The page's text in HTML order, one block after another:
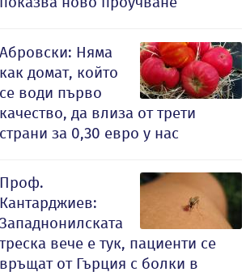
Абровски: Няма
как домат, който
се води първо
качество, да влиза от трети
страни за 0,30 евро у нас
Проф.
Кантарджиев:
Западнонилската
треска вече е тук, пациенти се
връщат от Гърция с болки в